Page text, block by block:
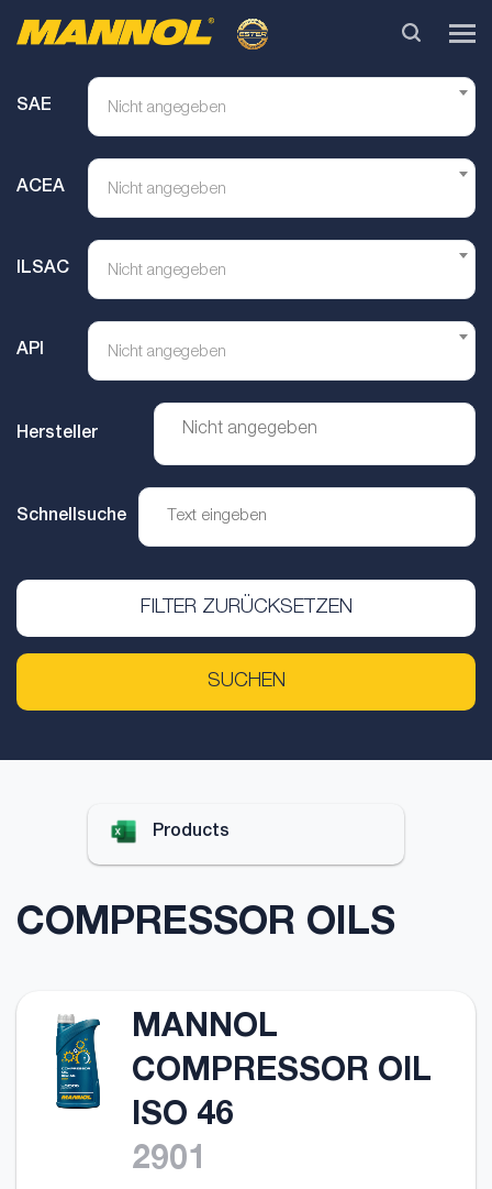
SAE Nicht angegeben
ACEA Nicht angegeben
ILSAC Nicht angegeben
API Nicht angegeben
Hersteller
Schnellsuche
FILTER ZURÜCKSETZEN
SUCHEN
Products
COMPRESSOR OILS
MANNOL
COMPRESSOR OIL
ISO 46
2901